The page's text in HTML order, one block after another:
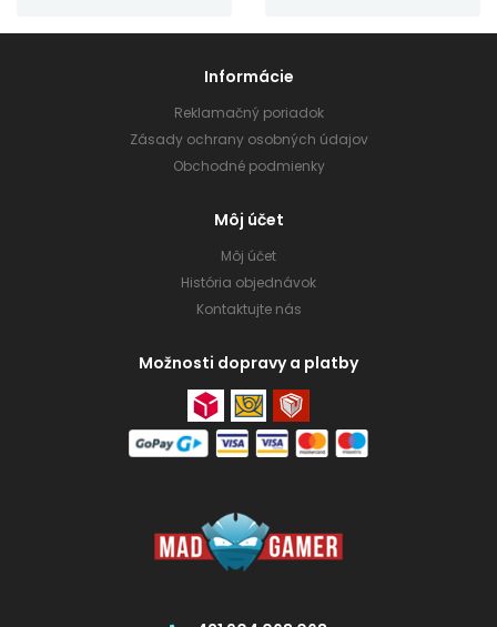
Informácie
Reklamačný poriadok
Zásady ochrany osobných údajov
Obchodné podmienky
Môj účet
Môj účet
História objednávok
Kontaktujte nás
Možnosti dopravy a platby